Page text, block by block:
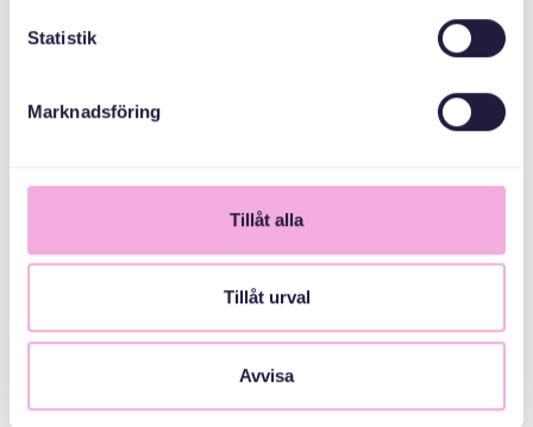
Statistik
Marknadsföring
Tillåt alla
Tillåt urval
Avvisa